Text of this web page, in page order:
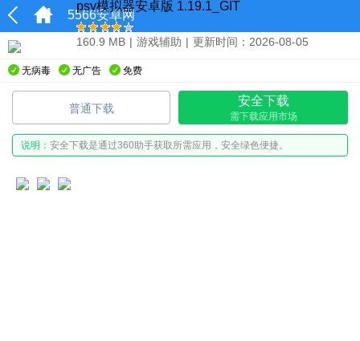
5566安卓网
psv模拟器安卓版 1.19.1_GIT
160.9 MB | 游戏辅助 | 更新时间：2026-08-05
无病毒 无广告 免费
普通下载
安全下载
需下载应用市场
说明： 安全下载是通过360助手获取所需应用，安全绿色便捷。